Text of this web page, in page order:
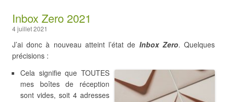
Inbox Zero 2021
4 juillet 2021
J’ai donc à nouveau atteint l’état de Inbox Zero. Quelques
précisions :
Cela signifie que TOUTES
mes boîtes de réception
sont vides, soit 4 adresses